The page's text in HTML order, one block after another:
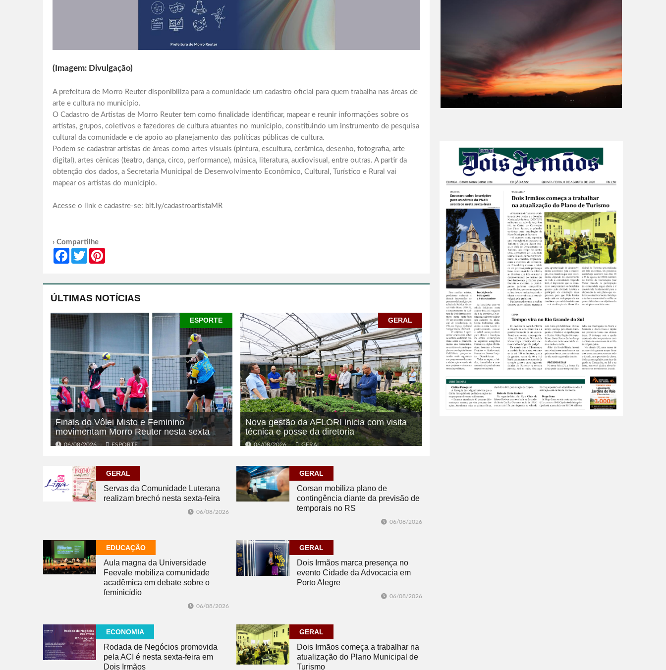
(Imagem: Divulgação)
A prefeitura de Morro Reuter disponibiliza para a comunidade um cadastro oficial para quem trabalha nas áreas de
arte e cultura no município.
O Cadastro de Artistas de Morro Reuter tem como finalidade identificar, mapear e reunir informações sobre os
artistas, grupos, coletivos e fazedores de cultura atuantes no município, constituindo um instrumento de pesquisa
cultural da comunidade e de apoio ao planejamento das políticas públicas de cultura.
Podem se cadastrar artistas de áreas como artes visuais (pintura, escultura, cerâmica, desenho, fotografia, arte
digital), artes cênicas (teatro, dança, circo, performance), música, literatura, audiovisual, entre outras. A partir da
obtenção dos dados, a Secretaria Municipal de Desenvolvimento Econômico, Cultural, Turístico e Rural vai
mapear os artistas do município.
Acesse o link e cadastre-se: bit.ly/cadastroartistaMR
› Compartilhe
FacebookTwitter
ÚLTIMAS NOTÍCIAS
ESPORTE
Finais do Vôlei Misto e Feminino
movimentam Morro Reuter nesta sexta
06/08/2026 ESPORTE
GERAL
Nova gestão da AFLORI inicia com visita
técnica e posse da diretoria
06/08/2026 GERAL
GERAL
Servas da Comunidade Luterana
realizam brechó nesta sexta-feira
06/08/2026
GERAL
Corsan mobiliza plano de
contingência diante da previsão de
temporais no RS
06/08/2026
EDUCAÇÃO
Aula magna da Universidade
Feevale mobiliza comunidade
acadêmica em debate sobre o
feminicídio
06/08/2026
GERAL
Dois Irmãos marca presença no
evento Cidade da Advocacia em
Porto Alegre
06/08/2026
ECONOMIA
Rodada de Negócios promovida
pela ACI é nesta sexta-feira em
Dois Irmãos
GERAL
Dois Irmãos começa a trabalhar na
atualização do Plano Municipal de
Turismo